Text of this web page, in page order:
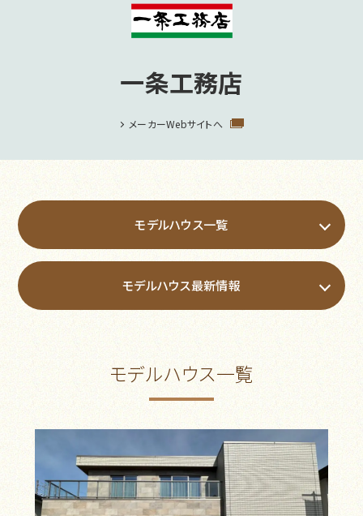
一条工務店
メーカーWebサイトへ
モデルハウス一覧
モデルハウス最新情報
モデルハウス一覧